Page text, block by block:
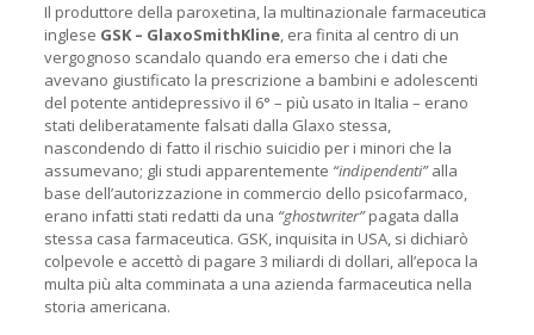
Il produttore della paroxetina, la multinazionale farmaceutica
inglese GSK – GlaxoSmithKline, era finita al centro di un
vergognoso scandalo quando era emerso che i dati che
avevano giustificato la prescrizione a bambini e adolescenti
del potente antidepressivo il 6° – più usato in Italia – erano
stati deliberatamente falsati dalla Glaxo stessa,
nascondendo di fatto il rischio suicidio per i minori che la
assumevano; gli studi apparentemente “indipendenti”alla
base dell’autorizzazione in commercio dello psicofarmaco,
erano infatti stati redatti da una “ghostwriter”pagata dalla
stessa casa farmaceutica. GSK, inquisita in USA, si dichiarò
colpevole e accettò di pagare 3 miliardi di dollari, all’epoca la
multa più alta comminata a una azienda farmaceutica nella
storia americana.